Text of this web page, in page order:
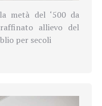
metà del ‘500 da
allievo del
per secoli